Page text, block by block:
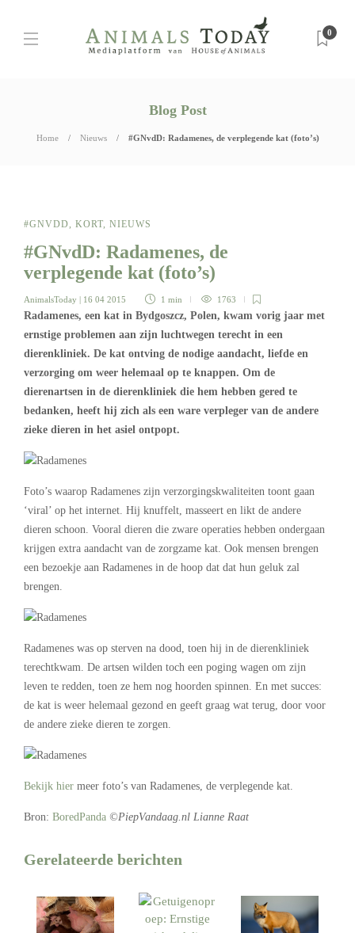
0
Blog Post
Home Nieuws #GNvdD: Radamenes, de verplegende kat (foto’s)
#GNVDD, KORT, NIEUWS
#GNvdD: Radamenes, de
verplegende kat (foto’s)
AnimalsToday | 16 04 2015 1 min 1763
Radamenes, een kat in Bydgoszcz, Polen, kwam vorig jaar met
ernstige problemen aan zijn luchtwegen terecht in een
dierenkliniek. De kat ontving de nodige aandacht, liefde en
verzorging om weer helemaal op te knappen. Om de
dierenartsen in de dierenkliniek die hem hebben gered te
bedanken, heeft hij zich als een ware verpleger van de andere
zieke dieren in het asiel ontpopt.
Foto’s waarop Radamenes zijn verzorgingskwaliteiten toont gaan
‘viral’ op het internet. Hij knuffelt, masseert en likt de andere
dieren schoon. Vooral dieren die zware operaties hebben ondergaan
krijgen extra aandacht van de zorgzame kat. Ook mensen brengen
een bezoekje aan Radamenes in de hoop dat dat hun geluk zal
brengen.
Radamenes was op sterven na dood, toen hij in de dierenkliniek
terechtkwam. De artsen wilden toch een poging wagen om zijn
leven te redden, toen ze hem nog hoorden spinnen. En met succes:
de kat is weer helemaal gezond en geeft graag wat terug, door voor
de andere zieke dieren te zorgen.
Bekijk hier meer foto’s van Radamenes, de verplegende kat.
Bron: BoredPanda ©PiepVandaag.nl Lianne Raat
Gerelateerde berichten